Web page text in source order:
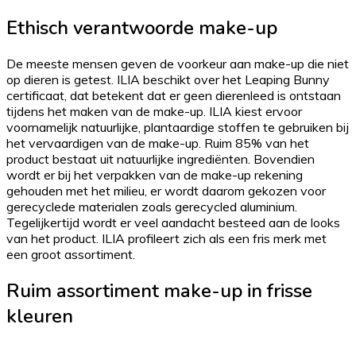
Ethisch verantwoorde make-up
De meeste mensen geven de voorkeur aan make-up die niet
op dieren is getest. ILIA beschikt over het Leaping Bunny
certificaat, dat betekent dat er geen dierenleed is ontstaan
tijdens het maken van de make-up. ILIA kiest ervoor
voornamelijk natuurlijke, plantaardige stoffen te gebruiken bij
het vervaardigen van de make-up. Ruim 85% van het
product bestaat uit natuurlijke ingrediënten. Bovendien
wordt er bij het verpakken van de make-up rekening
gehouden met het milieu, er wordt daarom gekozen voor
gerecyclede materialen zoals gerecycled aluminium.
Tegelijkertijd wordt er veel aandacht besteed aan de looks
van het product. ILIA profileert zich als een fris merk met
een groot assortiment.
Ruim assortiment make-up in frisse
kleuren